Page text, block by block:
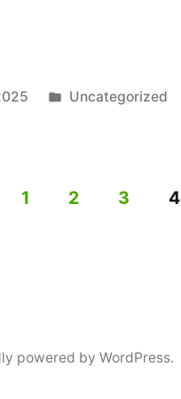
Posted
Uncategorized
1 2 3 4
powered by WordPress.